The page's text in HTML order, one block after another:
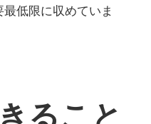
低限に収めていま
ること